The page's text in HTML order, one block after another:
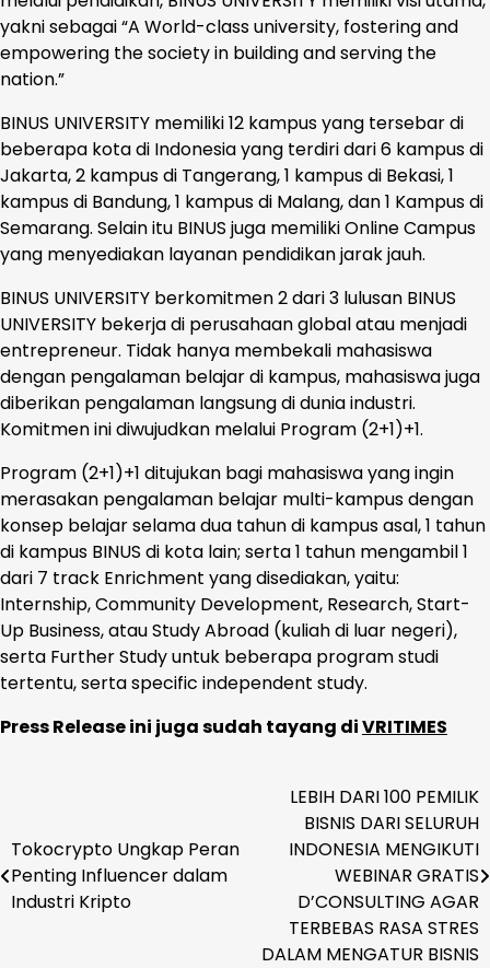
yakni sebagai “A World-class university, fostering and
empowering the society in building and serving the
nation.”
BINUS UNIVERSITY memiliki 12 kampus yang tersebar di
beberapa kota di Indonesia yang terdiri dari 6 kampus di
Jakarta, 2 kampus di Tangerang, 1 kampus di Bekasi, 1
kampus di Bandung, 1 kampus di Malang, dan 1 Kampus di
Semarang. Selain itu BINUS juga memiliki Online Campus
yang menyediakan layanan pendidikan jarak jauh.
BINUS UNIVERSITY berkomitmen 2 dari 3 lulusan BINUS
UNIVERSITY bekerja di perusahaan global atau menjadi
entrepreneur. Tidak hanya membekali mahasiswa
dengan pengalaman belajar di kampus, mahasiswa juga
diberikan pengalaman langsung di dunia industri.
Komitmen ini diwujudkan melalui Program (2+1)+1.
Program (2+1)+1 ditujukan bagi mahasiswa yang ingin
merasakan pengalaman belajar multi-kampus dengan
konsep belajar selama dua tahun di kampus asal, 1 tahun
di kampus BINUS di kota lain; serta 1 tahun mengambil 1
dari 7 track Enrichment yang disediakan, yaitu:
Internship, Community Development, Research, Start-
Up Business, atau Study Abroad (kuliah di luar negeri),
serta Further Study untuk beberapa program studi
tertentu, serta specific independent study.
Press Release ini juga sudah tayang diVRITIMES
pos
Tokocrypto Ungkap Peran
Penting Influencer dalam
Industri Kripto
LEBIH DARI 100 PEMILIK
BISNIS DARI SELURUH
INDONESIA MENGIKUTI
WEBINAR GRATIS
D’CONSULTING AGAR
TERBEBAS RASA STRES
DALAM MENGATUR BISNIS